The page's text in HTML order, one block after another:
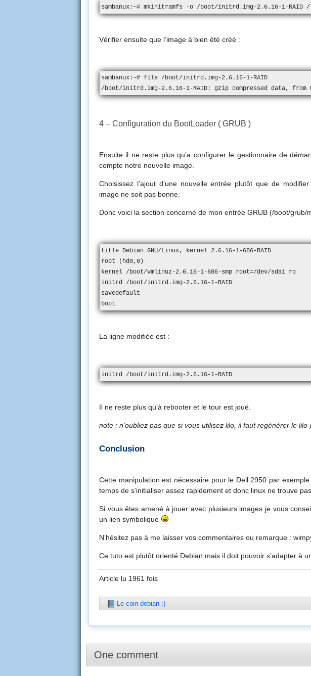
sambanux:~# mkinitramfs -o /boot/initrd.img-2.6.16-1-RAID /
Vérifier ensuite que l’image à bien été créé :
sambanux:~# file /boot/initrd.img-2.6.16-1-RAID
/boot/initrd.img-2.6.16-1-RAID: gzip compressed data, from
4 – Configuration du BootLoader ( GRUB )
Ensuite il ne reste plus qu’a configurer le gestionnaire de
compte notre nouvelle image.
Choisissez l’ajout d’une nouvelle entrée plutôt que de
image ne soit pas bonne.
Donc voici la section concerné de mon entrée GRUB (/boot/grub/
title Debian GNU/Linux, kernel 2.6.16-1-686-RAID
root (hd0,0)
kernel /boot/vmlinuz-2.6.16-1-686-smp root=/dev/sda1 ro
initrd /boot/initrd.img-2.6.16-1-RAID
savedefault
boot
La ligne modifiée est :
initrd /boot/initrd.img-2.6.16-1-RAID
Il ne reste plus qu’à rebooter et le tour est joué.
note : n’oubliez pas que si vous utilisez lilo, il faut regénérer le
Conclusion
Cette manipulation est nécessaire pour le Dell 2950 par
temps de s’initialiser assez rapidement et donc linux ne trouve
Si vous êtes amené à jouer avec plusieurs images je vous
un lien symbolique
N’hésitez pas à me laisser vos commentaires ou remarque :
Ce tuto est plutôt orienté Debian mais il doit pouvoir s’adapter à
Article lu 1961 fois
Le coin debian ;)
One comment